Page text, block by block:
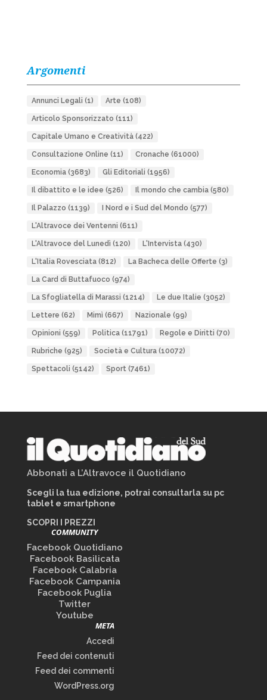
Argomenti
Annunci Legali (1) Arte (108)
Articolo Sponsorizzato (111)
Capitale Umano e Creatività(422)
Consultazione Online (11) Cronache (61000)
Economia(3683) Gli Editoriali (1956)
Il dibattito e le idee (526) Il mondo che cambia(580)
Il Palazzo (1139) I Nord e i Sud del Mondo (577)
L'Altravoce dei Ventenni (611)
L'Altravoce del Lunedì (120) L'Intervista(430)
L'Italia Rovesciata(812) La Bacheca delle Offerte (3)
La Card di Buttafuoco (974)
La Sfogliatella di Marassi (1214) Le due Italie (3052)
Lettere (62) Mimì (667) Nazionale (99)
Opinioni (559) Politica(11791) Regole e Diritti (70)
Rubriche (925) Società e Cultura(10072)
Spettacoli (5142) Sport(7461)
Abbonati a L’Altravoce il Quotidiano
Scegli la tua edizione, potrai consultarla su pc
tablet e smartphone
SCOPRI I PREZZI
COMMUNITY
Facebook Quotidiano
Facebook Basilicata
Facebook Calabria
Facebook Campania
Facebook Puglia
Twitter
Youtube
META
Accedi
Feed dei contenuti
Feed dei commenti
WordPress.org